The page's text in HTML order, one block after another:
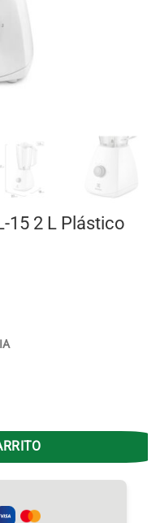
15 2 L Plástico
500W Blanco cantidad